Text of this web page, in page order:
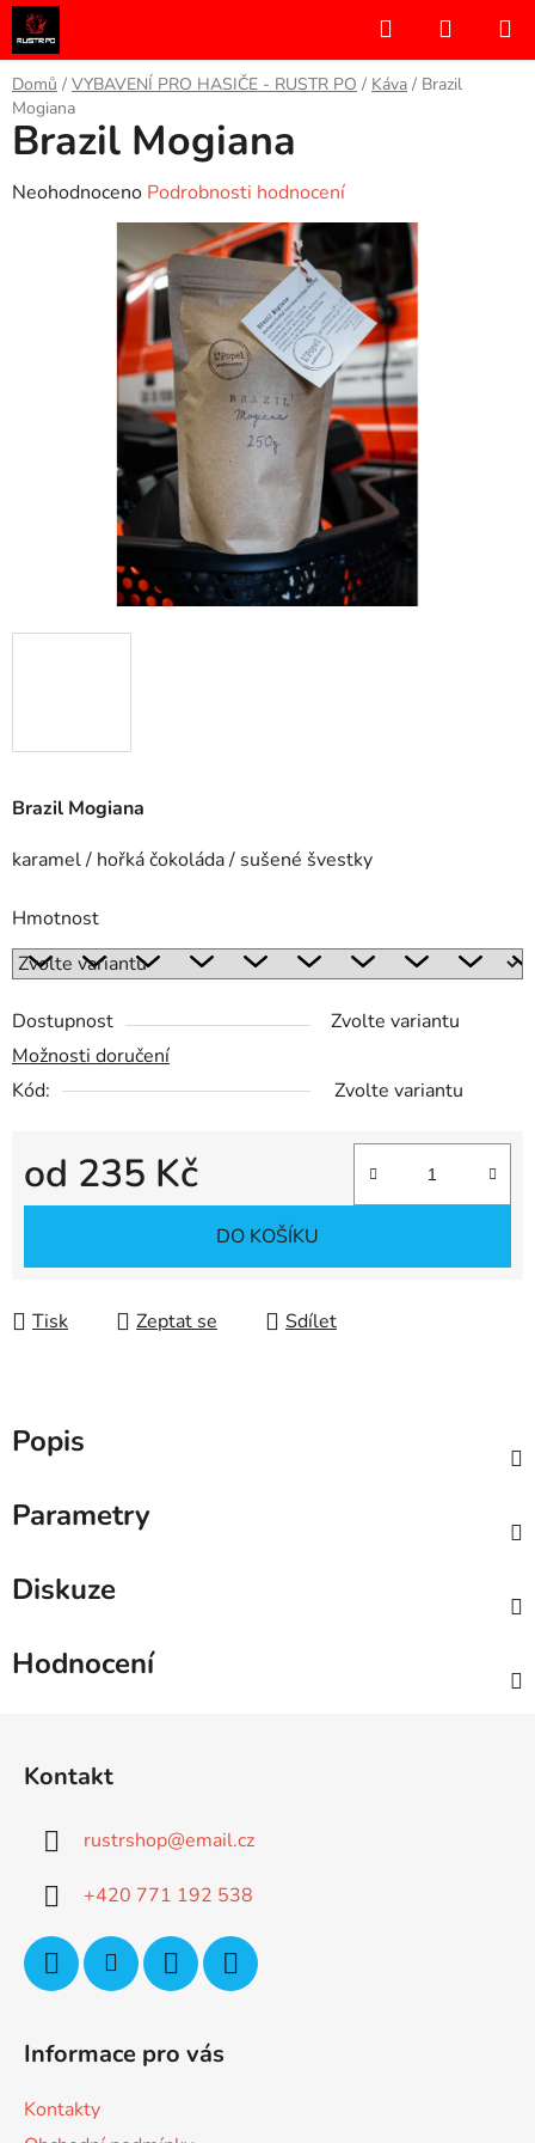
Přejít
na
obsah
Hledat
KOŠÍK
Domů / VYBAVENÍ PRO HASIČE - RUSTR PO / Káva / Brazil
Mogiana
Brazil Mogiana
karamel / hořká čokoláda / sušené švestky
Hmotnost
Dostupnost
Zvolte variantu
Možnosti doručení
Kód:
Zvolte variantu
od 235 Kč
Měrná cena:
DO KOŠÍKU
Tisk Zeptat se Sdílet
Brazil Mogiana
Průměrné
Neohodnoceno Podrobnosti hodnocení
Popis
Parametry
Diskuze
Hodnocení
Kontakt
rustrshop@email.cz
+420 771 192 538
Informace pro vás
Kontakty